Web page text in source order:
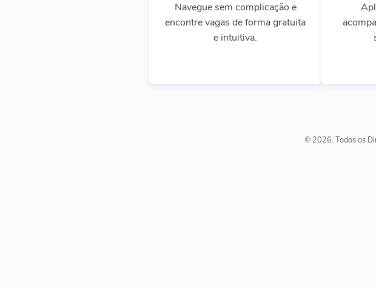
Navegue sem complicação e
encontre vagas de forma gratuita
e intuitiva.
© 2026. Todos os